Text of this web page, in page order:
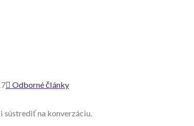
Odborné články
sústrediť na konverzáciu.